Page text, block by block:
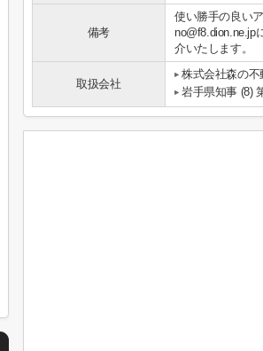
備考
使い勝手の良い
no@f8.dion.ne.jp
介いたします。
取扱会社
株式会社森の不
岩手県知事 (8)